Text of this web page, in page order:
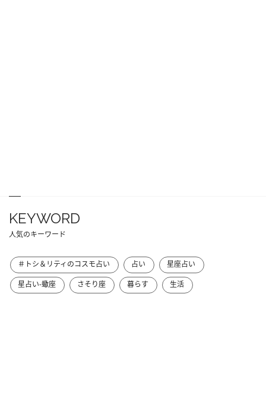
KEYWORD
人気のキーワード
＃トシ＆リティのコスモ占い 占い
星座占い
星占い-蠍座
さそり座 暮らす 生活